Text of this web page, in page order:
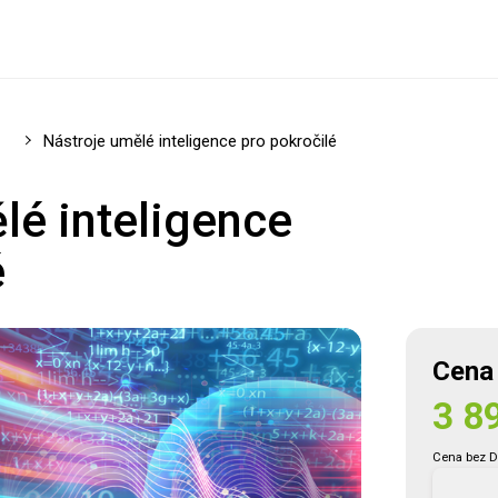
Registrovat se
Přihlásit se
Nástroje umělé inteligence pro pokročilé
inteligence
Cena
3
Cena bez